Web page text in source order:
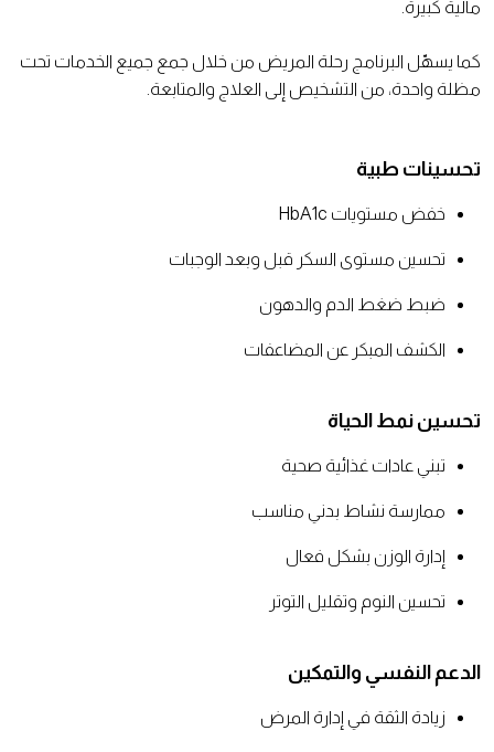
مالية كبيرة.
كما يسهّل البرنامج رحلة المريض من خلال جمع جميع الخدمات تحت
مظلة واحدة، من التشخيص إلى العلاج والمتابعة.
تحسينات طبية
خفض مستويات HbA1c
تحسين مستوى السكر قبل وبعد الوجبات
ضبط ضغط الدم والدهون
الكشف المبكر عن المضاعفات
تحسين نمط الحياة
تبني عادات غذائية صحية
ممارسة نشاط بدني مناسب
إدارة الوزن بشكل فعال
تحسين النوم وتقليل التوتر
الدعم النفسي والتمكين
زيادة الثقة في إدارة المرض